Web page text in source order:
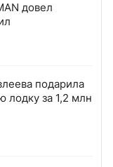
довел
подарила
лодку за 1,2 млн